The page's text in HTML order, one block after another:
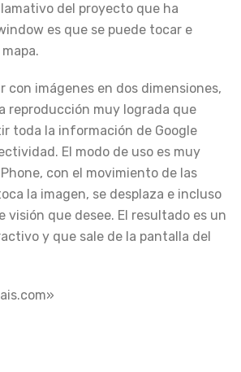
del proyecto que ha
es que se puede tocar e
con imágenes en dos dimensiones,
reproducción muy lograda que
toda la información de Google
El modo de uso es muy
con el movimiento de las
la imagen, se desplaza e incluso
visión que desee. El resultado es un
y que sale de la pantalla del